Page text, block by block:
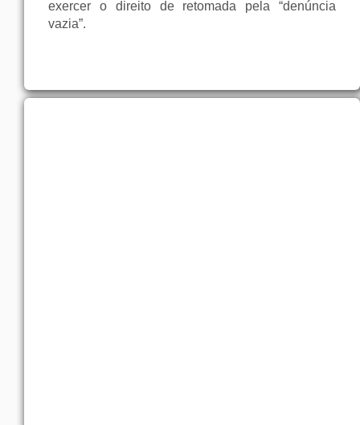
exercer o direitode retomada pela “denúncia
vazia”.